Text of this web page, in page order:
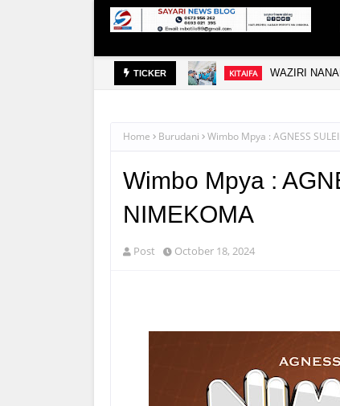
TICKER KITAIFA WAZIRI
Home Burudani Wimbo Mpya : AGNESS
Wimbo Mpya :
NIMEKOMA
Post October 18, 2024